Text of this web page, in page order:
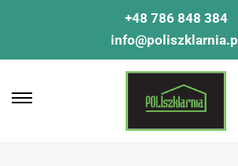
+48 786 848 384
info@poliszklarnia.pl